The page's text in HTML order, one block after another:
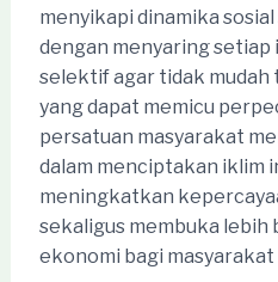
menyikapi dinamika
dengan menyaring setiap
selektif agar tidak mudah
yang dapat memicu
persatuan masyarakat
dalam menciptakan iklim
meningkatkan
sekaligus membuka lebih
ekonomi bagi masyarakat